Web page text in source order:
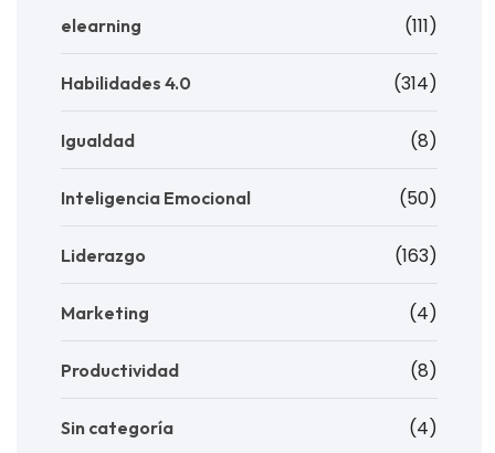
elearning (111)
Habilidades 4.0 (314)
Igualdad (8)
Inteligencia Emocional (50)
Liderazgo (163)
Marketing (4)
Productividad (8)
Sin categoría (4)